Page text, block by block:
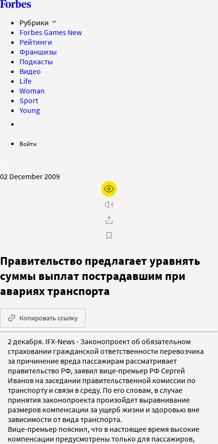
Рубрики
Forbes Games New
Рейтинги
Франшизы
Подкасты
Видео
Life
Woman
Sport
Young
Войти
02 December 2009
Правительство предлагает уравнять
суммы выплат пострадавшим при
авариях транспорта
Копировать ссылку
2 декабря. IFX-News - Законопроект об обязательном
страховании гражданской ответственности перевозчика
за причинение вреда пассажирам рассматривает
правительство РФ, заявил вице-премьер РФ Сергей
Иванов на заседании правительственной комиссии по
транспорту и связи в среду. По его словам, в случае
принятия законопроекта произойдет выравнивание
размеров компенсации за ущерб жизни и здоровью вне
зависимости от вида транспорта.
Вице-премьер пояснил, что в настоящее время высокие
компенсации предусмотрены только для пассажиров,